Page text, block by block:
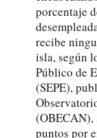
porcentaje
recibe
isla, según
Público de
(SEPE),
(OBECAN),
puntos por